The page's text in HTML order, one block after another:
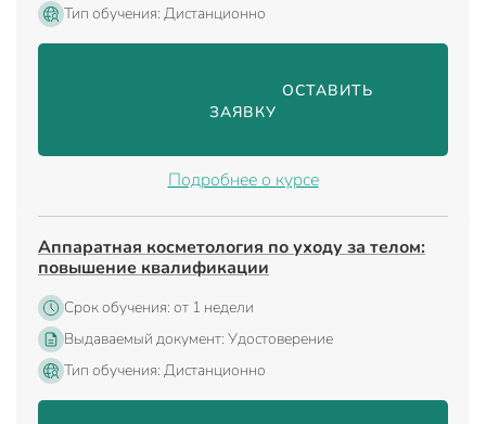
Тип обучения: Дистанционно
                                ОСТАВИТЬ
ЗАЯВКУ
Подробнее о курсе
Аппаратная косметология по уходу за телом:
повышение квалификации
Срок обучения: от 1 недели
Выдаваемый документ: Удостоверение
Тип обучения: Дистанционно